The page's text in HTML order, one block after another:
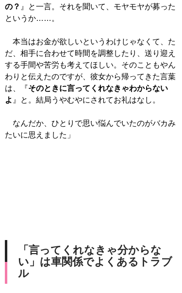
の？ 』と一言。それを聞いて、モヤモヤが募った
というか……。
本当はお金が欲しいというわけじゃなくて、た
だ、相手に合わせて時間を調整したり、送り迎え
する手間や苦労も考えてほしい。そのこともやん
わりと伝えたのですが、彼女から帰ってきた言葉
は、『そのときに言ってくれなきゃわからない
よ 』と。結局うやむやにされてお礼はなし。
なんだか、ひとりで思い悩んでいたのがバカみ
たいに思えました」
「言ってくれなきゃ分からな
い」は車関係でよくあるトラブ
ル